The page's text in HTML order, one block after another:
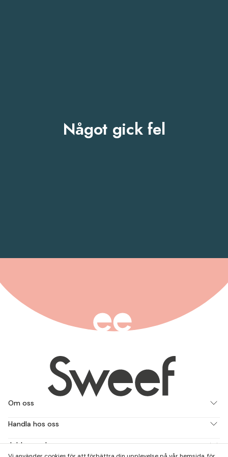
Något gick fel
Om oss
Handla hos oss
Jobba med oss